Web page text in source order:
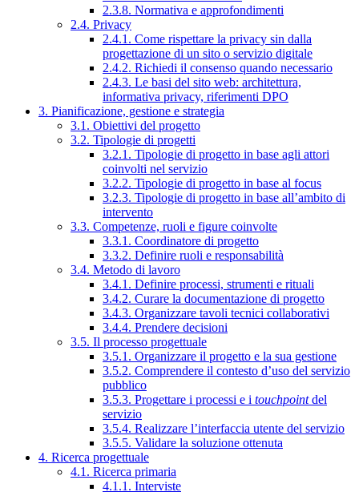
2.3.8. Normativa e approfondimenti
2.4. Privacy
2.4.1. Come rispettare la privacy sin dalla
progettazione di un sito o servizio digitale
2.4.2. Richiedi il consenso quando necessario
2.4.3. Le basi del sito web: architettura,
informativa privacy, riferimenti DPO
3. Pianificazione, gestione e strategia
3.1. Obiettivi del progetto
3.2. Tipologie di progetti
3.2.1. Tipologie di progetto in base agli attori
coinvolti nel servizio
3.2.2. Tipologie di progetto in base al focus
3.2.3. Tipologie di progetto in base all’ambito di
intervento
3.3. Competenze, ruoli e figure coinvolte
3.3.1. Coordinatore di progetto
3.3.2. Definire ruoli e responsabilità
3.4. Metodo di lavoro
3.4.1. Definire processi, strumenti e rituali
3.4.2. Curare la documentazione di progetto
3.4.3. Organizzare tavoli tecnici collaborativi
3.4.4. Prendere decisioni
3.5. Il processo progettuale
3.5.1. Organizzare il progetto e la sua gestione
3.5.2. Comprendere il contesto d’uso del servizio
pubblico
3.5.3. Progettare i processi e i touchpointdel
servizio
3.5.4. Realizzare l’interfaccia utente del servizio
3.5.5. Validare la soluzione ottenuta
4. Ricerca progettuale
4.1. Ricerca primaria
4.1.1. Interviste